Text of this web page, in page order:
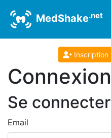
MedShake.net
Inscription
Connexion
Se connecter
Email